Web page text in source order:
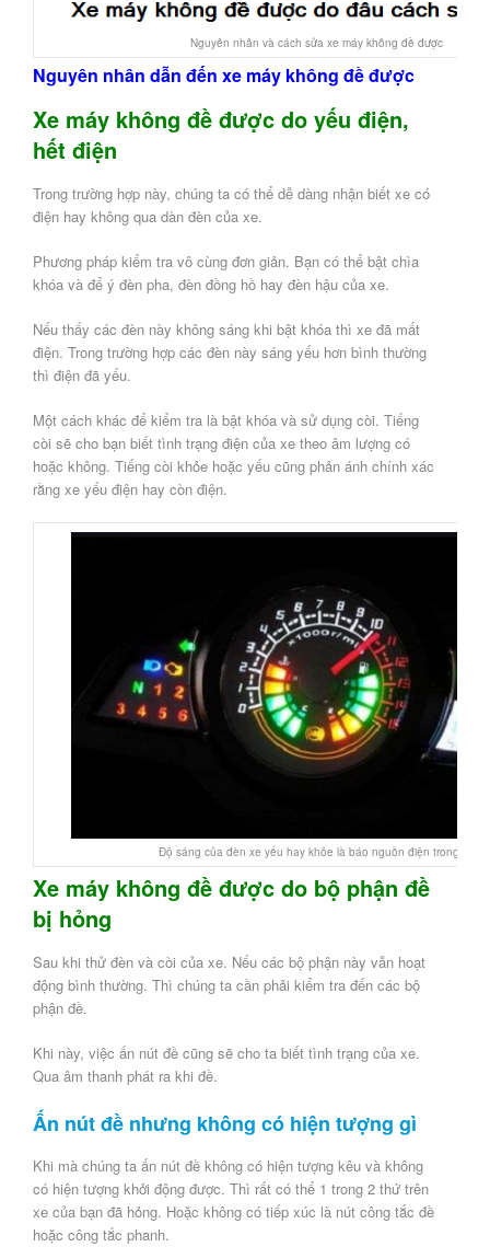
Nguyên nhân và cách sửa xe máy không đề được
Nguyên nhân dẫn đến xe máy không đề được
Xe máy không đề được do yếu điện,
hết điện
Trong trường hợp này, chúng ta có thể dễ dàng nhận biết xe có
điện hay không qua dàn đèn của xe.
Phương pháp kiểm tra vô cùng đơn giản. Bạn có thể bật chìa
khóa và để ý đèn pha, đèn đồng hồ hay đèn hậu của xe.
Nếu thấy các đèn này không sáng khi bật khóa thì xe đã mất
điện. Trong trường hợp các đèn này sáng yếu hơn bình thường
thì điện đã yếu.
Một cách khác để kiểm tra là bật khóa và sử dụng còi. Tiếng
còi sẽ cho bạn biết tình trạng điện của xe theo âm lượng có
hoặc không. Tiếng còi khỏe hoặc yếu cũng phản ánh chính xác
rằng xe yếu điện hay còn điện.
Độ sáng của đèn xe yếu hay khỏe là báo nguồn điện trong xe
Xe máy không đề được do bộ phận đề
bị hỏng
Sau khi thử đèn và còi của xe. Nếu các bộ phận này vẫn hoạt
động bình thường. Thì chúng ta cần phải kiểm tra đến các bộ
phận đề.
Khi này, việc ấn nút đề cũng sẽ cho ta biết tình trạng của xe.
Qua âm thanh phát ra khi đề.
Ấn nút đề nhưng không có hiện tượng gì
Khi mà chúng ta ấn nút đề không có hiện tượng kêu và không
có hiện tượng khởi động được. Thì rất có thể 1 trong 2 thứ trên
xe của bạn đã hỏng. Hoặc không có tiếp xúc là nút công tắc đề
hoặc công tắc phanh.